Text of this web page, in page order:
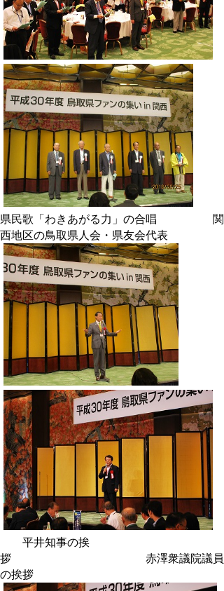
県民歌「わきあがる力」の合唱 関
西地区の鳥取県人会・県友会代表
平井知事の挨
拶 赤澤衆議院議員
の挨拶